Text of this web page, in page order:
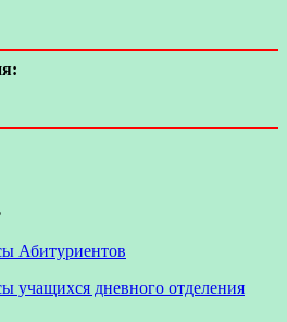
Абитуриентов
учащихся дневного отделения